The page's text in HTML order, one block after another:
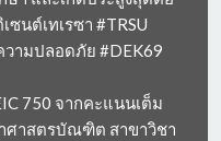
นต์เทเรซา #TRSU
ามปลอดภัย #DEK69
750 จากคะแนนเต็ม
ศาสตรบัณฑิต สาขาวิชา